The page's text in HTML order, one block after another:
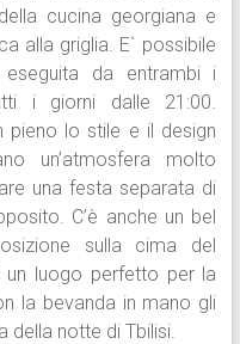
cucina georgiana e
alla griglia. E` possibile
da entrambi i
i giorni dalle 21:00.
pieno lo stile e il design
un’atmosfera molto
una festa separata di
C’è anche un bel
sulla cima del
un luogo perfetto per la
la bevanda in mano gli
della notte di Tbilisi.